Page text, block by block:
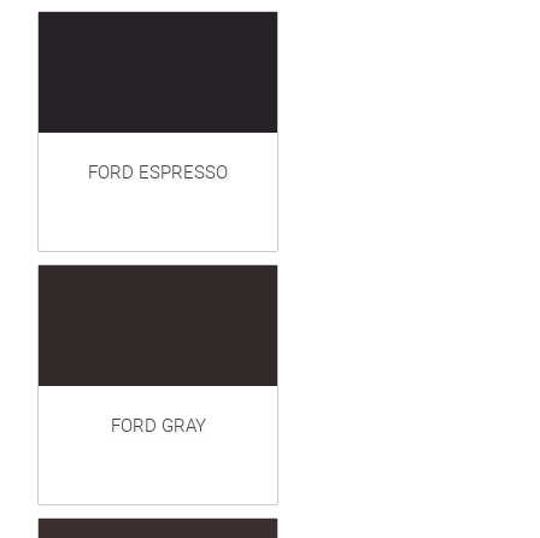
FORD ESPRESSO
FORD GRAY